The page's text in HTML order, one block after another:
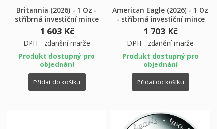
Britannia (2026) - 1 Oz -
stříbrná investiční mince
1 603 Kč
DPH - zdanění marže
Produkt dostupný pro
objednání
Přidat do košíku
American Eagle (2026) - 1 Oz
- stříbrná investiční mince
1 703 Kč
DPH - zdanění marže
Produkt dostupný pro
objednání
Přidat do košíku